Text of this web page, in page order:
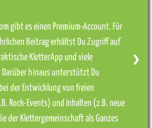
gibt es einen Premium-Account. Für
Beitrag erhältst Du Zugriff auf
KletterApp und viele
Darüber hinaus unterstützt Du
der Entwicklung von freien
Rock-Events) und Inhalten (z.B. neue
der Klettergemeinschaft als Ganzes
❯